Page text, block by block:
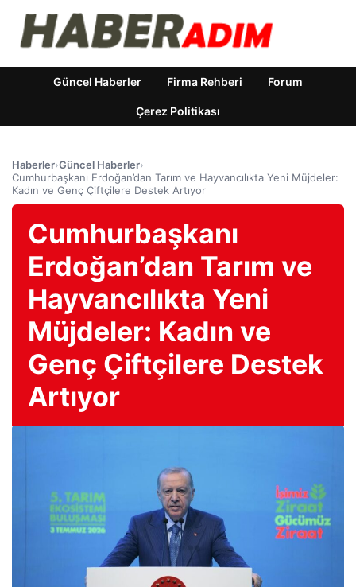
Güncel Haberler Firma Rehberi Forum
Çerez Politikası
Haberler›Güncel Haberler›
Cumhurbaşkanı Erdoğan’dan Tarım ve Hayvancılıkta Yeni Müjdeler:
Kadın ve Genç Çiftçilere Destek Artıyor
Cumhurbaşkanı
Erdoğan’dan Tarım ve
Hayvancılıkta Yeni
Müjdeler: Kadın ve
Genç Çiftçilere Destek
Artıyor